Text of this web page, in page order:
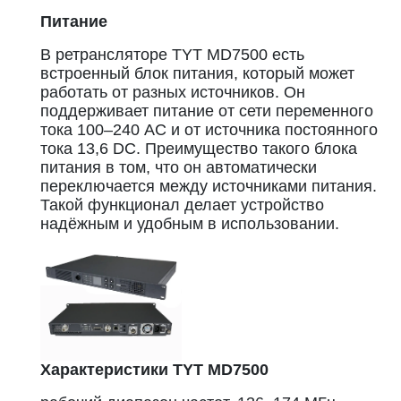
Питание
В ретрансляторе TYT MD7500 есть
встроенный блок питания, который может
работать от разных источников. Он
поддерживает питание от сети переменного
тока 100–240 AC и от источника постоянного
тока 13,6 DC. Преимущество такого блока
питания в том, что он автоматически
переключается между источниками питания.
Такой функционал делает устройство
надёжным и удобным в использовании.
Характеристики TYT MD7500